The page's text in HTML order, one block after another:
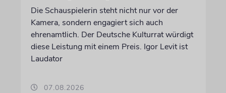
Die Schauspielerin steht nicht nur vor der
Kamera, sondern engagiert sich auch
ehrenamtlich. Der Deutsche Kulturrat würdigt
diese Leistung mit einem Preis. Igor Levit ist
Laudator
07.08.2026